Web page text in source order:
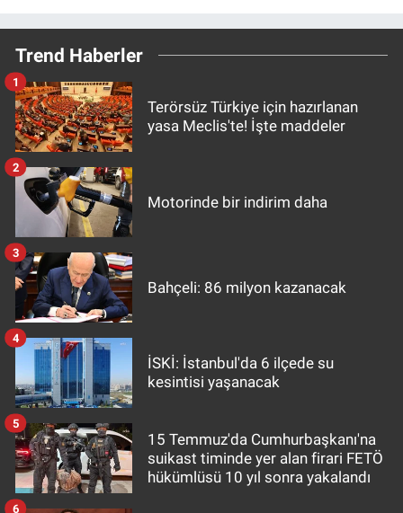
Trend Haberler
Terörsüz Türkiye için hazırlanan
yasa Meclis'te! İşte maddeler
1
Motorinde bir indirim daha
2
Bahçeli: 86 milyon kazanacak
3
İSKİ: İstanbul'da 6 ilçede su
kesintisi yaşanacak
4
15 Temmuz'da Cumhurbaşkanı'na
suikast timinde yer alan firari FETÖ
hükümlüsü 10 yıl sonra yakalandı
5
6